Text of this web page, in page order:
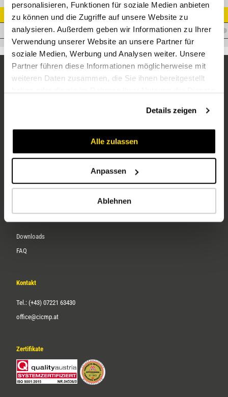
personalisieren, Funktionen für soziale Medien anbieten
zu können und die Zugriffe auf unsere Website zu
analysieren. Außerdem geben wir Informationen zu Ihrer
Verwendung unserer Website an unsere Partner für
soziale Medien, Werbung und Analysen weiter. Unsere
Partner führen diese Informationen möglicherweise mit
weiteren Daten zusammen, die Sie ihnen bereitgestellt
Details zeigen
Alle zulassen
Anpassen
Ablehnen
Artikel Nr.
C.HNV1NPTM
Karriere
Downloads
FAQ
Kontakt
Tel.: (+43) 07221 63430
office@cicmp.at
Zertifikate